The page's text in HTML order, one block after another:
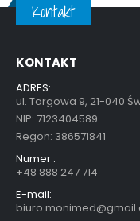
Kontakt
KONTAKT
ADRES:
ul. Targowa 9, 21-040
NIP: 7123404589
Regon: 386571841
Numer :
+48 888 247 714
E-mail: